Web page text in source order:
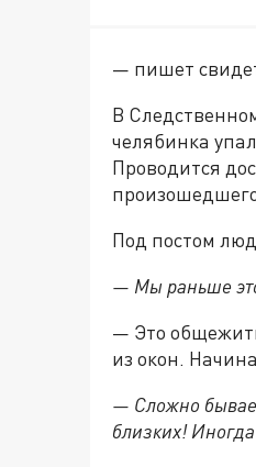
— пишет
В
челябинка
Проводится
Под постом
— Мы раньше
— Это
из окон.
— Сложно
близких!